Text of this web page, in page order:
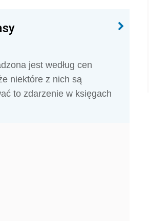
jest według cen
niektóre z nich są
to zdarzenie w księgach